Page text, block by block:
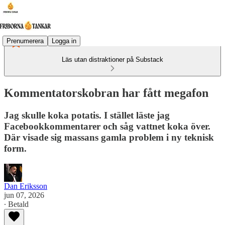
Prenumerera Logga in
Läs utan distraktioner på Substack
Kommentatorskobran har fått megafon
Jag skulle koka potatis. I stället läste jag
Facebookkommentarer och såg vattnet koka över.
Där visade sig massans gamla problem i ny teknisk
form.
Dan Eriksson
jun 07, 2026
∙ Betald